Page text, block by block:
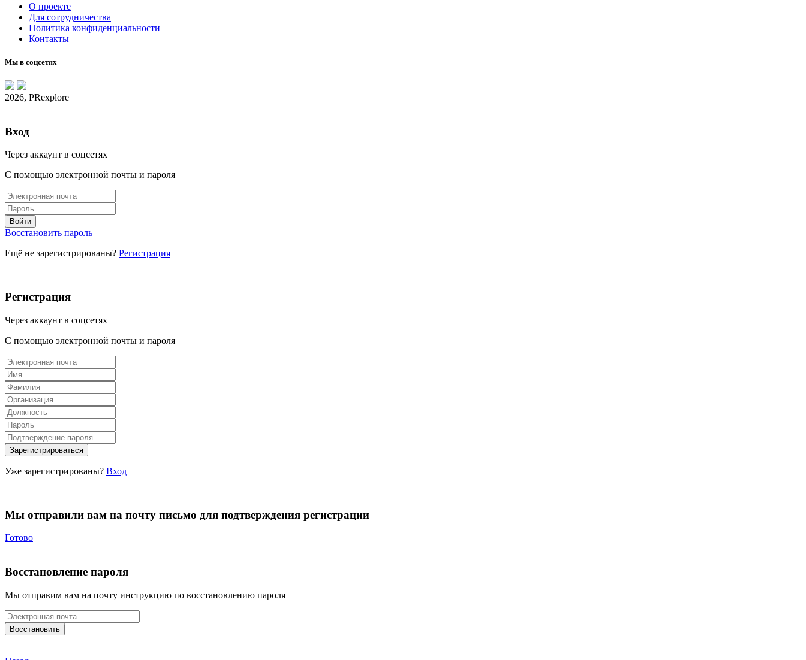
О проекте
Для сотрудничества
Политика конфиденциальности
Контакты
Мы в соцсетях
2026, PRexplore
Вход
Через аккаунт в соцсетях
С помощью электронной почты и пароля
Восстановить пароль
Ещё не зарегистрированы? Регистрация
Регистрация
Через аккаунт в соцсетях
С помощью электронной почты и пароля
Уже зарегистрированы? Вход
Мы отправили вам на почту письмо для подтверждения регистрации
Готово
Восстановление пароля
Мы отправим вам на почту инструкцию по восстановлению пароля